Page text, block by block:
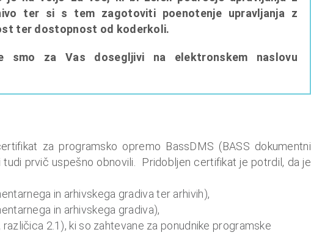
ter si s tem zagotoviti poenotenje upravljanja z
ter dostopnost od koderkoli.
smo za Vas dosegljivi na elektronskem naslovu
za programsko opremo BassDMS (BASS dokumentni
prvič uspešno obnovili. Pridobljen certifikat je potrdil, da je
in arhivskega gradiva ter arhivih),
in arhivskega gradiva),
2.1), ki so zahtevane za ponudnike programske